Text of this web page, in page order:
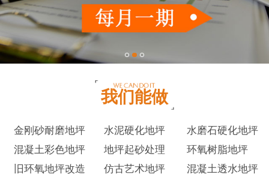
我们能做
金刚砂耐磨地坪 水泥硬化地坪
水磨石硬化地坪
混凝土彩色地坪
地坪起砂处理
环氧树脂地坪
旧环氧地坪改造
仿古艺术地坪 混凝土透水地坪